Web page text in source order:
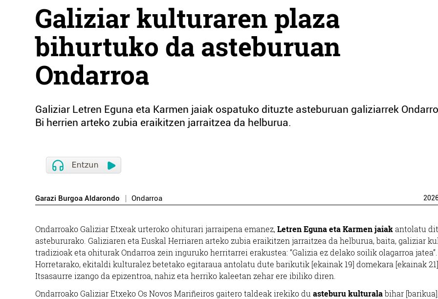
Galiziar kulturaren plaza
bihurtuko da asteburuan
Ondarroa
Galiziar Letren Eguna eta Karmen jaiak ospatuko dituzte asteburuan galiziarrek
Bi herrien arteko zubia eraikitzen jarraitzea da helburua.
Garazi Burgoa Aldarondo Ondarroa
Ondarroako Galiziar Etxeak urteroko ohiturari jarraipena emanez,Letren Eguna eta Karmen jaiakantolatu
astebururako. Galiziaren eta Euskal Herriaren arteko zubia eraikitzen jarraitzea da helburua, baita, galiziar
tradizioak eta ohiturak Ondarroa zein inguruko herritarrei erakustea: “Galizia ez delako soilik olagarroa jatea”.
Horretarako, ekitaldi kulturalez betetako egitaraua antolatu dute barikutik [ekainak 19] domekara [ekainak
Itsasaurre izango da epizentroa, nahiz eta herriko kaleetan zehar ere ibiliko diren.
Ondarroako Galiziar Etxeko Os Novos Mariñeiros gaitero taldeak irekiko du asteburu kulturalabihar